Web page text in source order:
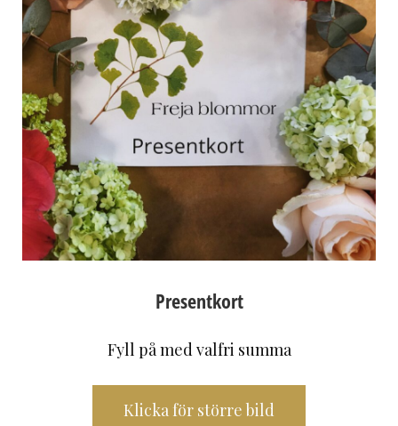
Presentkort
Fyll på med valfri summa
Klicka för större bild